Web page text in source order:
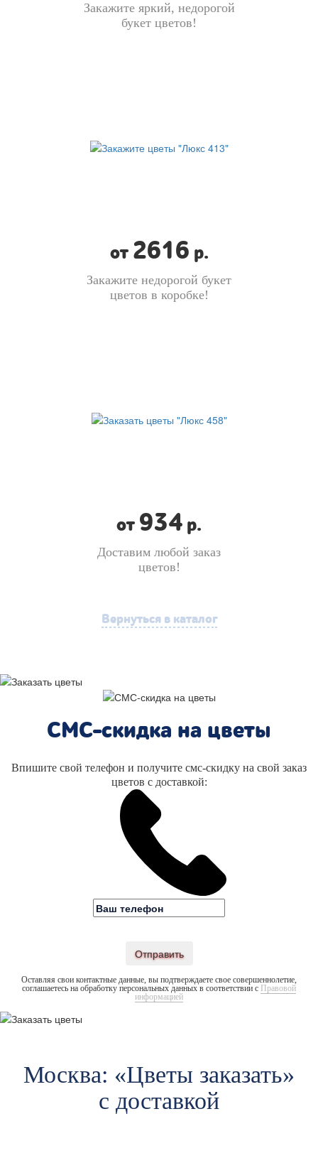
Закажите яркий, недорогой
букет цветов!
от 2616 р.
Закажите недорогой букет
цветов в коробке!
от 934 р.
Доставим любой заказ
цветов!
Вернуться в каталог
СМС-скидка на цветы
Впишите свой телефон и получите смс-скидку на свой заказ
цветов с доставкой:
Отправить
Оставляя свои контактные данные, вы подтверждаете свое совершеннолетие,
соглашаетесь на обработку персональных данных в соответствии с Правовой
информацией
Москва: «Цветы заказать»
с доставкой